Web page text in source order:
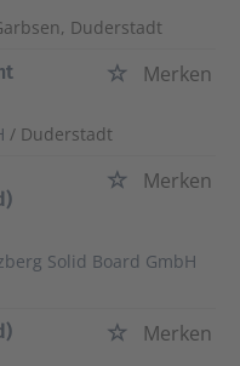
Duderstadt
Merken
/ Duderstadt
Merken
Solid Board GmbH
Merken